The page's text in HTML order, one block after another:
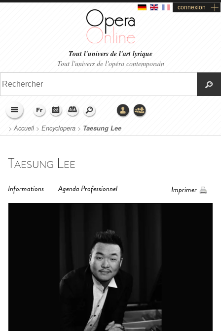
connexion
Tout l'univers de l'art lyrique
Tout l'univers de l'opéra contemporain
>Accueil> Encyclopera > Taesung Lee
Taesung Lee
Informations Agenda Professionnel Imprimer